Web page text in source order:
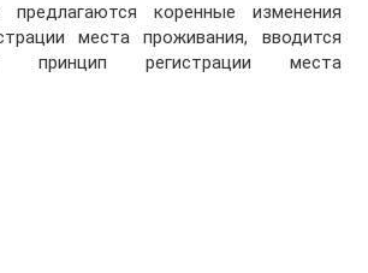
предлагаются коренные изменения
места проживания, вводится
принцип регистрации места